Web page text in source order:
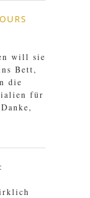
will sie
Bett,
die
für